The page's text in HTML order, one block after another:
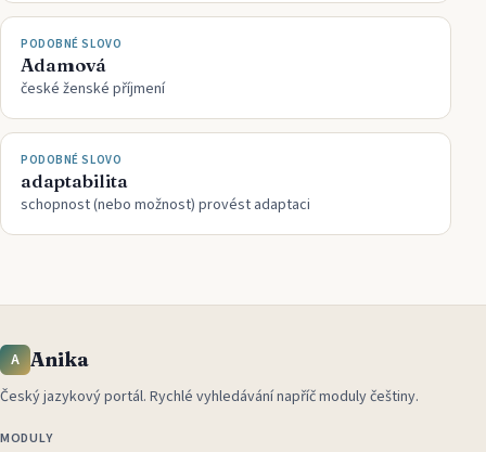
PODOBNÉ SLOVO
Adamová
české ženské příjmení
PODOBNÉ SLOVO
adaptabilita
schopnost (nebo možnost) provést adaptaci
A Anika
Český jazykový portál. Rychlé vyhledávání napříč moduly češtiny.
MODULY